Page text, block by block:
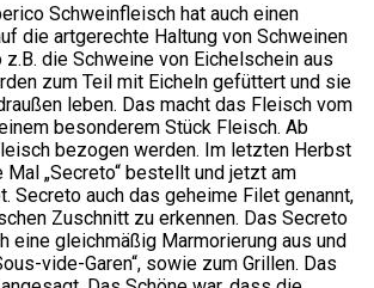
Schweinfleisch hat auch einen
die artgerechte Haltung von Schweinen
z.B. die Schweine von Eichelschein aus
zum Teil mit Eicheln gefüttert und sie
leben. Das macht das Fleisch vom
besonderem Stück Fleisch. Ab
bezogen werden. Im letzten Herbst
„Secreto“ bestellt und jetzt am
Secreto auch das geheime Filet genannt,
Zuschnitt zu erkennen. Das Secreto
eine gleichmäßig Marmorierung aus und
vide-Garen“, sowie zum Grillen. Das